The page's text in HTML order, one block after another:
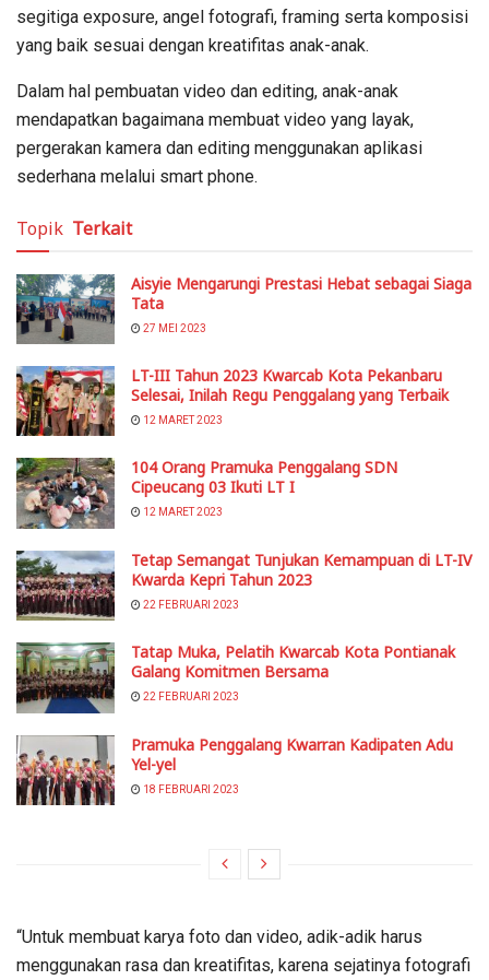
segitiga exposure, angel fotografi, framing serta komposisi
yang baik sesuai dengan kreatifitas anak-anak.
Dalam hal pembuatan video dan editing, anak-anak
mendapatkan bagaimana membuat video yang layak,
pergerakan kamera dan editing menggunakan aplikasi
sederhana melalui smart phone.
Topik Terkait
Aisyie Mengarungi Prestasi Hebat sebagai Siaga
Tata
27 MEI 2023
LT-III Tahun 2023 Kwarcab Kota Pekanbaru
Selesai, Inilah Regu Penggalang yang Terbaik
12 MARET 2023
104 Orang Pramuka Penggalang SDN
Cipeucang 03 Ikuti LT I
12 MARET 2023
Tetap Semangat Tunjukan Kemampuan di LT-IV
Kwarda Kepri Tahun 2023
22 FEBRUARI 2023
Tatap Muka, Pelatih Kwarcab Kota Pontianak
Galang Komitmen Bersama
22 FEBRUARI 2023
Pramuka Penggalang Kwarran Kadipaten Adu
Yel-yel
18 FEBRUARI 2023
“Untuk membuat karya foto dan video, adik-adik harus
menggunakan rasa dan kreatifitas, karena sejatinya fotografi